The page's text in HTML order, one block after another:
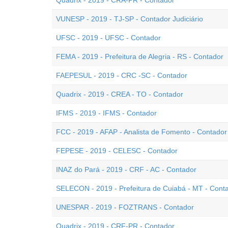
VUNESP - 2019 - TJ-SP - Contador Judiciário
UFSC - 2019 - UFSC - Contador
FEMA - 2019 - Prefeitura de Alegria - RS - Contador
FAEPESUL - 2019 - CRC -SC - Contador
Quadrix - 2019 - CREA - TO - Contador
IFMS - 2019 - IFMS - Contador
FCC - 2019 - AFAP - Analista de Fomento - Contador
FEPESE - 2019 - CELESC - Contador
INAZ do Pará - 2019 - CRF - AC - Contador
SELECON - 2019 - Prefeitura de Cuiabá - MT -
UNESPAR - 2019 - FOZTRANS - Contador
Quadrix - 2019 - CRF-PR - Contador